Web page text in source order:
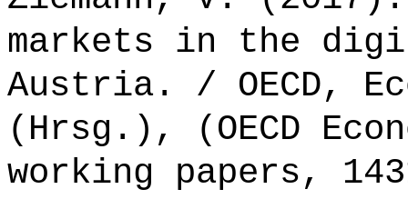
markets in the
Austria. / OECD,
(Hrsg.), (OECD
working papers,